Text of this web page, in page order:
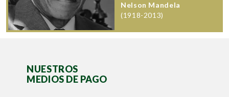
Nelson Mandela
(1918-2013)
NUESTROS
MEDIOS DE PAGO